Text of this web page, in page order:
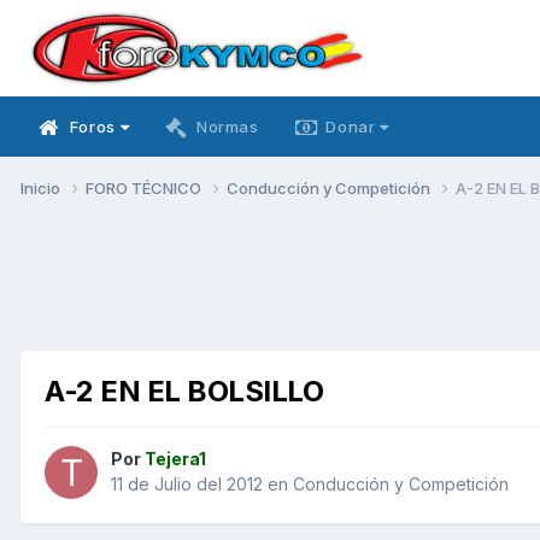
Foros Normas Donar
Inicio FORO TÉCNICO Conducción y Competición A-2 EN EL
A-2 EN EL BOLSILLO
Por Tejera1
11 de Julio del 2012 en Conducción y Competición